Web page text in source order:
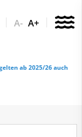
A- A+
ab 2025/26 auch